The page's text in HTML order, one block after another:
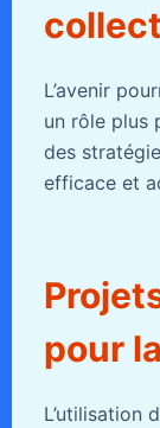
L’avenir
un rôle plus
des
efficace et
pour
L’utilisation